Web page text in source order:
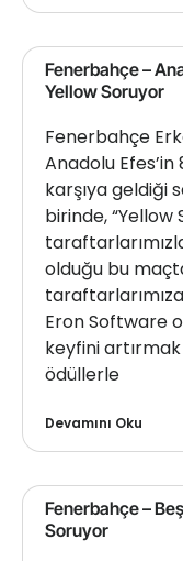
Fenerbahçe –
Yellow Soruyor
Fenerbahçe
Anadolu
karşıya geldiği
birinde,
olduğu bu
Eron Software
keyfini
ödüllerle
Devamını Oku
Fenerbahçe –
Soruyor